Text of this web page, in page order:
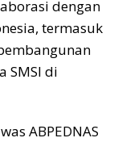
dengan
termasuk
SMSI di
ABPEDNAS